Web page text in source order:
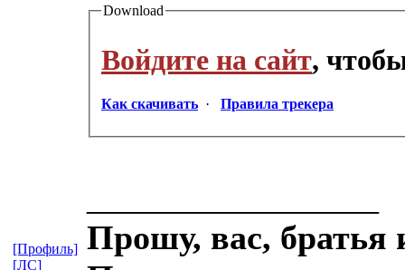
Download
Войдите на сайт,
Как скачивать · Правила трекера
Прошу, вас, братья
[Профиль]
[ЛС]